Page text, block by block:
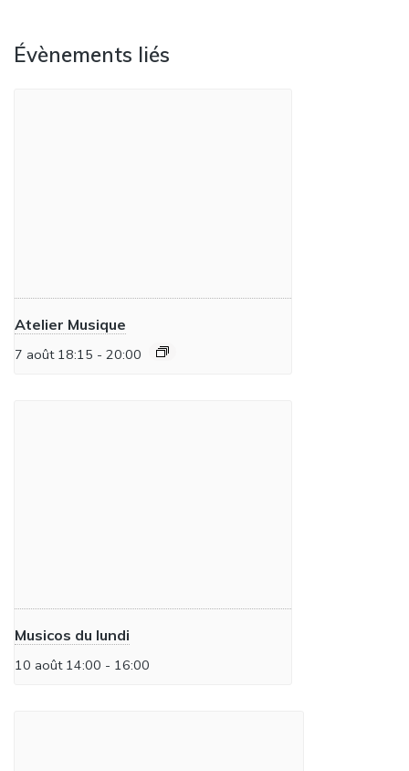
Évènements liés
Atelier Musique
7 août 18:15 - 20:00
Musicos du lundi
10 août 14:00 - 16:00